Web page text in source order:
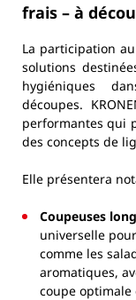
frais – à
La participation
solutions
hygiéniques
découpes.
performantes qui
des concepts de
Elle présentera
Coupeuses
universelle
comme les
aromatiques,
coupe